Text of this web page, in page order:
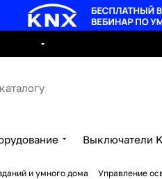
Выключатели
и умного дома Управление